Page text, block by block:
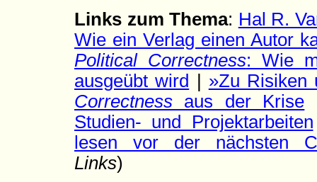
Links zum Thema: Hal R.
Wie ein Verlag einen Autor
Political Correctness: Wie
ausgeübt wird
»Zu Risiken
Correctness aus der Krise
Studien- und Projektarbeiten
lesen vor der nächsten
Links)